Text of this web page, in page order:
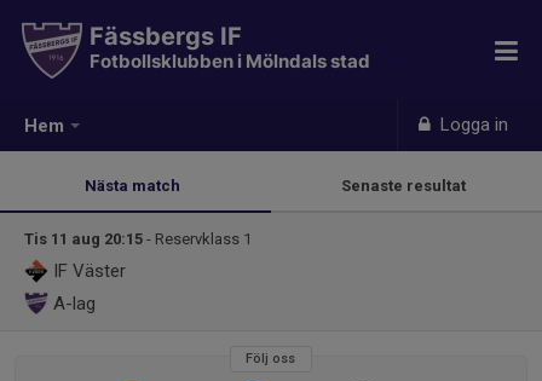
Hem Logga in
Fässbergs IF
Fotbollsklubben i Mölndals stad
Nästa match Senaste resultat
Tis 11 aug 20:15 - Reservklass 1
IF Väster
A-lag
Följ oss